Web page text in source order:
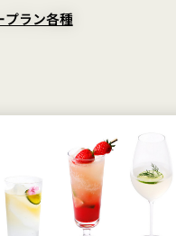
プラン各種